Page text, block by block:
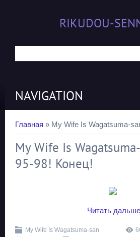
RIKUDOU-
NAVIGATION
Главная » My Wife Is Wagatsuma-
My Wife Is
95-98! Конец!
Читать
My Wife Is Wagatsuma-san